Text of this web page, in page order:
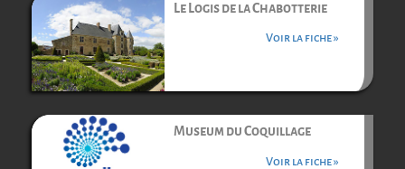
Le Logis de la Chabotterie
Voir la fiche »
Museum du Coquillage
Voir la fiche »